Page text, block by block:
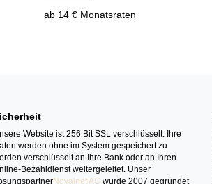
ab 14 € Monatsraten
Website ist 256 Bit SSL verschlüsselt. Ihre
werden ohne im System gespeichert zu
verschlüsselt an Ihre Bank oder an Ihren
Bezahldienst weitergeleitet. Unser
Novalnet AG wurde 2007 gegründet